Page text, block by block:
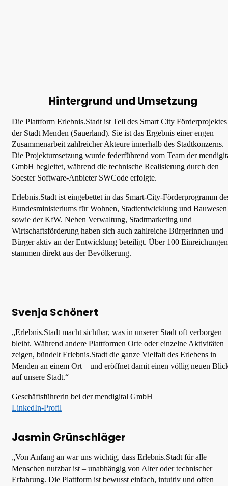
Hintergrund und Umsetzung
Die Plattform Erlebnis.Stadt ist Teil des Smart City Förderprojektes
der Stadt Menden (Sauerland). Sie ist das Ergebnis einer engen
Zusammenarbeit zahlreicher Akteure innerhalb des Stadtkonzerns.
Die Projektumsetzung wurde federführend vom Team der
GmbH begleitet, während die technische Realisierung durch den
Soester Software-Anbieter SWCode erfolgte.
Erlebnis.Stadt ist eingebettet in das Smart-City-Förderprogramm
Bundesministeriums für Wohnen, Stadtentwicklung und Bauwesen
sowie der KfW. Neben Verwaltung, Stadtmarketing und
Wirtschaftsförderung haben sich auch zahlreiche Bürgerinnen und
Bürger aktiv an der Entwicklung beteiligt. Über 100 Einreichungen
stammen direkt aus der Bevölkerung.
Svenja Schönert
„Erlebnis.Stadt macht sichtbar, was in unserer Stadt oft verborgen
bleibt. Während andere Plattformen Orte oder einzelne Aktivitäten
zeigen, bündelt Erlebnis.Stadt die ganze Vielfalt des Erlebens in
Menden an einem Ort – und eröffnet damit einen völlig neuen
auf unsere Stadt.“
Geschäftsführerin bei der mendigital GmbH
LinkedIn-Profil
Jasmin Grünschläger
„Von Anfang an war uns wichtig, dass Erlebnis.Stadt für alle
Menschen nutzbar ist – unabhängig von Alter oder technischer
Erfahrung. Die Plattform ist bewusst einfach, intuitiv und offen